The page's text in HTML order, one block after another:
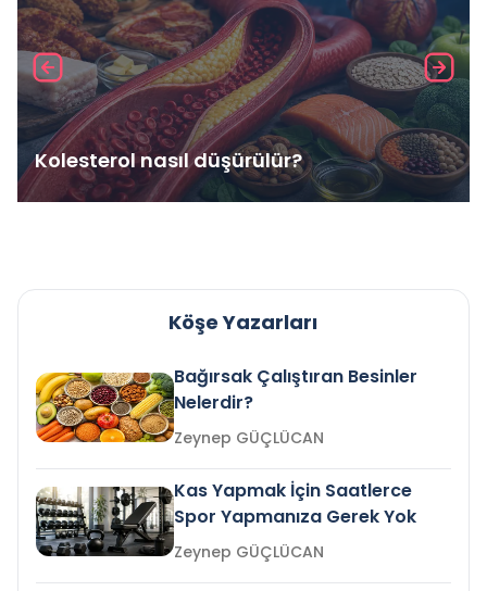
Kolesterol nasıl düşürülür?
Köşe Yazarları
Bağırsak Çalıştıran Besinler
Nelerdir?
Zeynep GÜÇLÜCAN
Kas Yapmak İçin Saatlerce
Spor Yapmanıza Gerek Yok
Zeynep GÜÇLÜCAN